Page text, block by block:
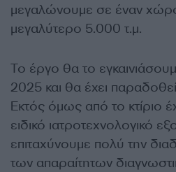
μεγαλώνουμε σε έναν
μεγαλύτερο 5.000 τ.μ.
Το έργο θα το
2025 και θα έχει
Εκτός όμως από το κτίριο
ειδικό ιατροτεχνολογικό
επιταχύνουμε πολύ την
των απαραίτητων